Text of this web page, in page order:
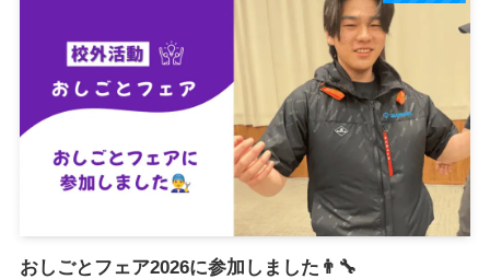
おしごとフェア2026に参加しました👨‍🔧